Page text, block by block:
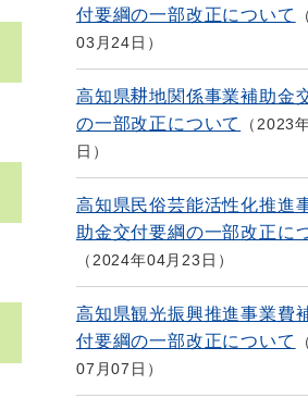
付要綱の一部改正について
03月24日
高知県耕地関係事業補助金
の一部改正について
2023
日
高知県民俗芸能活性化推進
助金交付要綱の一部改正に
2024年04月23日
高知県観光振興推進事業費
付要綱の一部改正について
07月07日